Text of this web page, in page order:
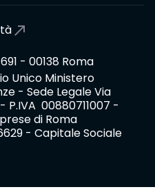
- 00138 Roma
Unico Ministero
- Sede Legale Via
P.IVA 00880711007 -
di Roma
- Capitale Sociale